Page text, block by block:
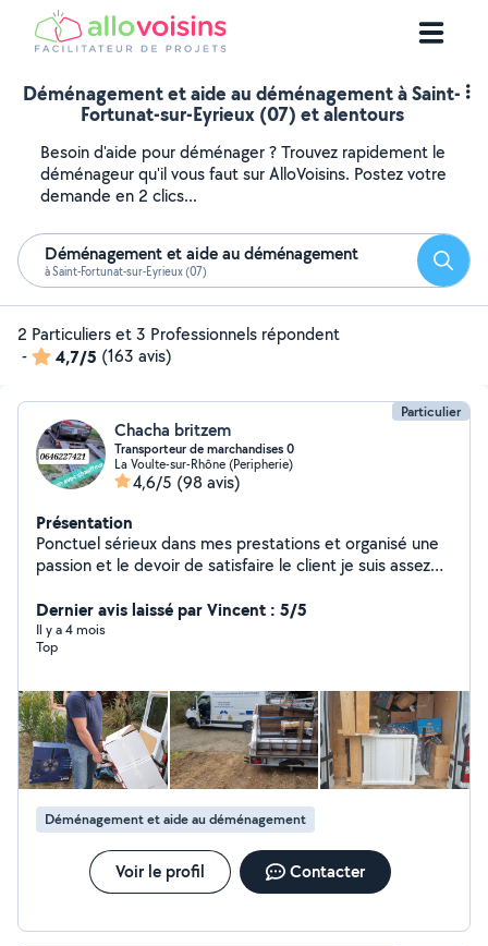
Déménagement et aide au déménagement à Saint-
Fortunat-sur-Eyrieux (07) et alentours
Besoin d'aide pour déménager ? Trouvez rapidement le
déménageur qu'il vous faut sur AlloVoisins. Postez votre
demande en 2 clics...
Déménagement et aide au déménagement
à Saint-Fortunat-sur-Eyrieux (07)
2 Particuliers et 3 Professionnels répondent
-
4,7/5 (163 avis)
Particulier
Chacha britzem
Transporteur de marchandises 0
La Voulte-sur-Rhône (Peripherie)
4,6/5 (98 avis)
Présentation
Ponctuel sérieux dans mes prestations et organisé une
passion et le devoir de satisfaire le client je suis assez
sollicitation N hésité pas à me contacter Pour toutes
informations.
Dernier avis laissé par Vincent : 5/5
Il y a 4 mois
Top
Déménagement et aide au déménagement
Voir le profil Contacter